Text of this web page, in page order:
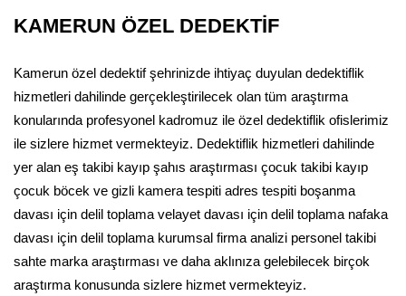
KAMERUN ÖZEL DEDEKTİF
Kamerun özel dedektif şehrinizde ihtiyaç duyulan dedektiflik
hizmetleri dahilinde gerçekleştirilecek olan tüm araştırma
konularında profesyonel kadromuz ile özel dedektiflik ofislerimiz
ile sizlere hizmet vermekteyiz. Dedektiflik hizmetleri dahilinde
yer alan eş takibi kayıp şahıs araştırması çocuk takibi kayıp
çocuk böcek ve gizli kamera tespiti adres tespiti boşanma
davası için delil toplama velayet davası için delil toplama nafaka
davası için delil toplama kurumsal firma analizi personel takibi
sahte marka araştırması ve daha aklınıza gelebilecek birçok
araştırma konusunda sizlere hizmet vermekteyiz.